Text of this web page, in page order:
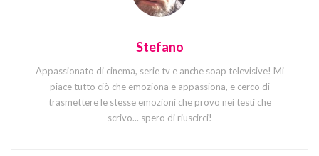
Stefano
Appassionato di cinema, serie tv e anche soap televisive! Mi
piace tutto ciò che emoziona e appassiona, e cerco di
trasmettere le stesse emozioni che provo nei testi che
scrivo... spero di riuscirci!